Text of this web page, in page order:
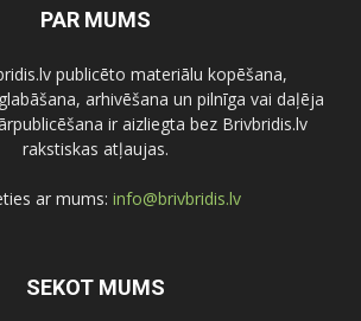
PAR MUMS
publicēto materiālu kopēšana,
arhivēšana un pilnīga vai daļēja
ir aizliegta bez Brivbridis.lv
rakstiskas atļaujas.
ar mums: info@brivbridis.lv
SEKOT MUMS